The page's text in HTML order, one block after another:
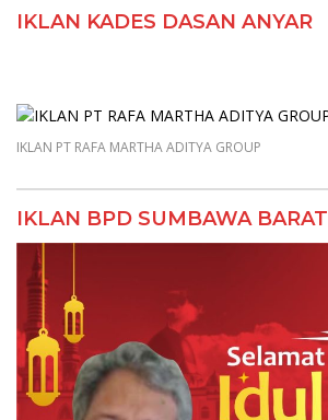
IKLAN KADES DASAN ANYAR
IKLAN PT RAFA MARTHA ADITYA GROUP
IKLAN BPD SUMBAWA BARAT